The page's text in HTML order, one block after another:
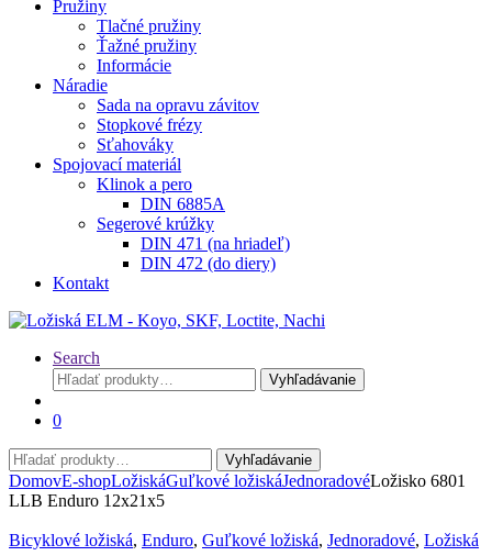
Pružiny
Tlačné pružiny
Ťažné pružiny
Informácie
Náradie
Sada na opravu závitov
Stopkové frézy
Sťahováky
Spojovací materiál
Klinok a pero
DIN 6885A
Segerové krúžky
DIN 471 (na hriadeľ)
DIN 472 (do diery)
Kontakt
Search
Hľadať:
Vyhľadávanie
0
Hľadať:
Vyhľadávanie
DomovE-shopLožiskáGuľkové ložiskáJednoradovéLožisko 6801
LLB Enduro 12x21x5
Bicyklové ložiská, Enduro, Guľkové ložiská, Jednoradové, Ložiská